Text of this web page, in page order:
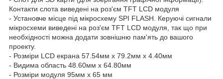
Контакти слота виведені на роз'єм TFT LCD модуля
- Установче місце під мікросхему SPI FLASH
Керуючі сигнали
мікросхеми виведені на роз'єм TFT LCD модуля , так що при
необхідності можна додати зовнішню пам'ять до вашого
проекту.
- Розміри LCD екрана 57.54мм x 79.2мм x 4.40мм
- Видима область 48.60мм x 64.80мм
- Розміри модуля 95мм х 65 мм